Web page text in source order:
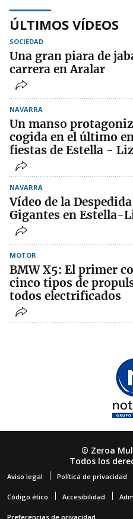
ÚLTIMOS VÍDEOS
SOCIEDAD
Una gran piara de
carrera en Aralar
NAVARRA
Un manso
cogida en el último
fiestas de Estella -
NAVARRA
Vídeo de la
Gigantes en Estella-
MOTOR
BMW X5: El primer
cinco tipos de
todos electrificados
© Zeroa
Todos los
Aviso legal Política de privacidad
Código ético Accesibilidad
Preferencias de privacidad